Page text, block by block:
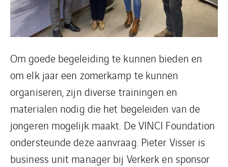
Om goede begeleiding te kunnen bieden en
om elk jaar een zomerkamp te kunnen
organiseren, zijn diverse trainingen en
materialen nodig die het begeleiden van de
jongeren mogelijk maakt. De VINCI Foundation
ondersteunde deze aanvraag. Pieter Visser is
business unit manager bij Verkerk en sponsor